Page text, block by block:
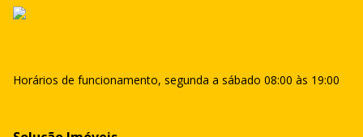
Horários de funcionamento, segunda a sábado 08:00 às 19:00